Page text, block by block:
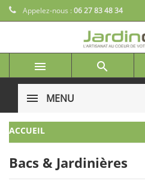
Appelez-nous :06 27 83 48 34
 
MENU
ACCUEIL
Bacs & Jardinières